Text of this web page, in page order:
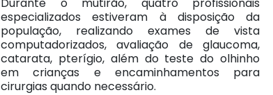
especializados estiveram à disposição da
população, realizando exames de vista
computadorizados, avaliação de glaucoma,
catarata, pterígio, além do teste do olhinho
em crianças e encaminhamentos para
cirurgias quando necessário.